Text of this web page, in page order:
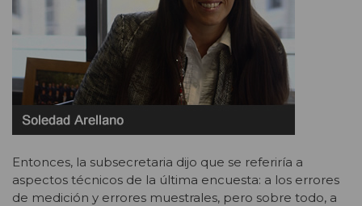
Entonces, la subsecretaria dijo que se referiría a
aspectos técnicos de la última encuesta: a los errores
de medición y errores muestrales, pero sobre todo, a